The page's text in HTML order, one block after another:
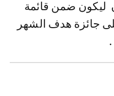
ليكون ضمن قائمة
جائزة هدف الشهر